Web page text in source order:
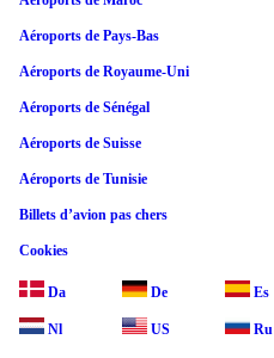
Aéroports de Pays-Bas
Aéroports de Royaume-Uni
Aéroports de Sénégal
Aéroports de Suisse
Aéroports de Tunisie
Billets d’avion pas chers
Cookies
Da De Es
Nl US Ru